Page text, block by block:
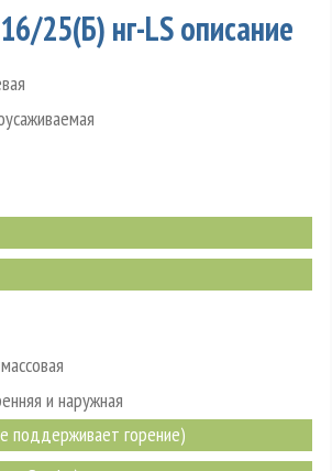
25(Б) нг-LS описание
и наружная
поддерживает горение)